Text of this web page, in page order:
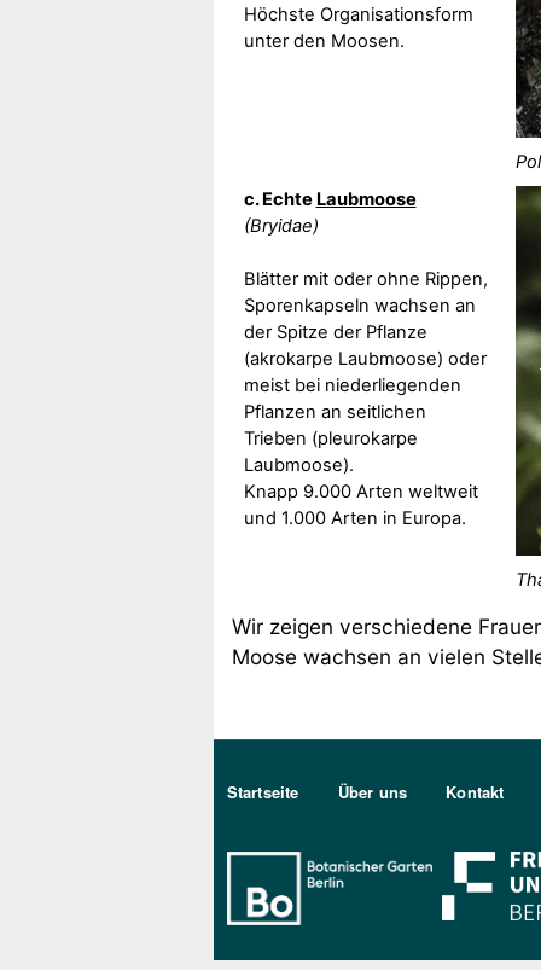
Höchste Organisationsform
unter den Moosen.
c. Echte Laubmoose
(Bryidae)
Blätter mit oder ohne Rippen,
Sporenkapseln wachsen an
der Spitze der Pflanze
(akrokarpe Laubmoose) oder
meist bei niederliegenden
Pflanzen an seitlichen
Trieben (pleurokarpe
Laubmoose).
Knapp 9.000 Arten weltweit
und 1.000 Arten in Europa.
Wir zeigen verschiedene
Moose wachsen an vielen
Sekundärmenu DE
Startseite Über uns Kontakt
Bo Berlin